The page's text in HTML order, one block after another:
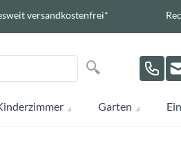
versandkostenfrei*
Suche
Suche
Garten